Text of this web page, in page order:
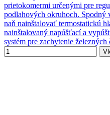
prietokomermi určenými pre
podlahových okruhoch. Spodný
naň nainštalovať termostatickú
nainštalovaný napúšťací a
systém pre zachytenie železných